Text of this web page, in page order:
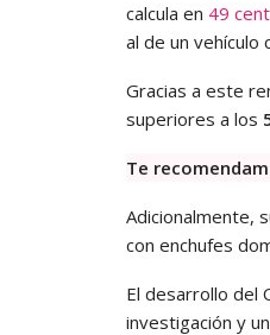
calcula en 49
al de un vehículo
Gracias a este
superiores a los
Te
Adicionalmente,
con enchufes
El desarrollo del
investigación y